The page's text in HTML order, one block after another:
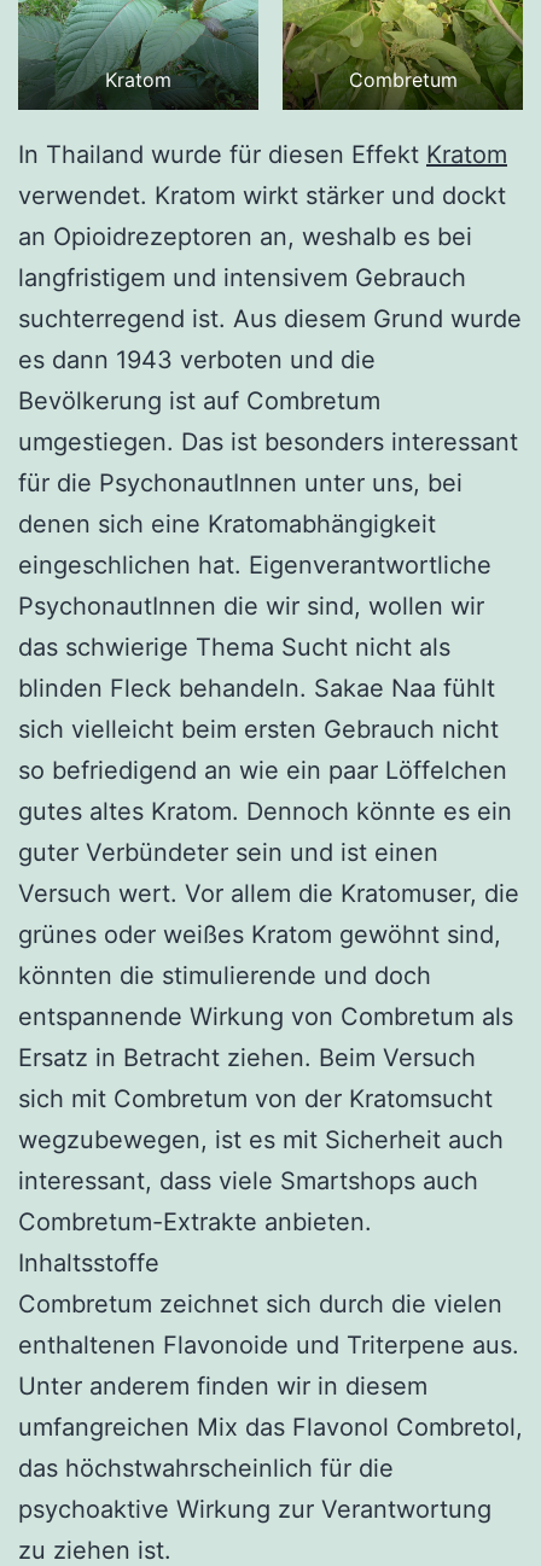
Kratom Combretum
In Thailand wurde für diesen Effekt Kratom
verwendet. Kratom wirkt stärker und dockt
an Opioidrezeptoren an, weshalb es bei
langfristigem und intensivem Gebrauch
suchterregend ist. Aus diesem Grund wurde
es dann 1943 verboten und die
Bevölkerung ist auf Combretum
umgestiegen. Das ist besonders interessant
für die PsychonautInnen unter uns, bei
denen sich eine Kratomabhängigkeit
eingeschlichen hat. Eigenverantwortliche
PsychonautInnen die wir sind, wollen wir
das schwierige Thema Sucht nicht als
blinden Fleck behandeln. Sakae Naa fühlt
sich vielleicht beim ersten Gebrauch nicht
so befriedigend an wie ein paar Löffelchen
gutes altes Kratom. Dennoch könnte es ein
guter Verbündeter sein und ist einen
Versuch wert. Vor allem die Kratomuser, die
grünes oder weißes Kratom gewöhnt sind,
könnten die stimulierende und doch
entspannende Wirkung von Combretum als
Ersatz in Betracht ziehen. Beim Versuch
sich mit Combretum von der Kratomsucht
wegzubewegen, ist es mit Sicherheit auch
interessant, dass viele Smartshops auch
Combretum-Extrakte anbieten.
Inhaltsstoffe
Combretum zeichnet sich durch die vielen
enthaltenen Flavonoide und Triterpene aus.
Unter anderem finden wir in diesem
umfangreichen Mix das Flavonol Combretol,
das höchstwahrscheinlich für die
psychoaktive Wirkung zur Verantwortung
zu ziehen ist.